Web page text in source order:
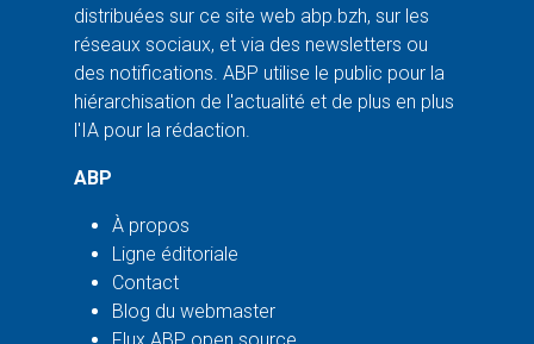
distribuées sur ce site web abp.bzh, sur les
réseaux sociaux, et via des newsletters ou
des notifications. ABP utilise le public pour la
hiérarchisation de l'actualité et de plus en plus
l'IA pour la rédaction.
ABP
À propos
Ligne éditoriale
Contact
Blog du webmaster
Flux ABP open source